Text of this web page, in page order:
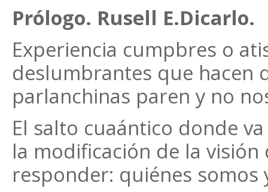
Prólogo. Rusell E.Dicarlo.
Experiencia cumpbres o
deslumbrantes que hacen
parlanchinas paren y no
El salto cuaántico donde
la modificación de la
responder: quiénes